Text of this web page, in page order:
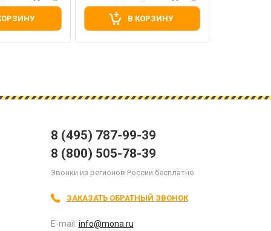
В КОРЗИНУ
8 (495) 787-99-39
8 (800) 505-78-39
Звонки из регионов России бесплатно
ЗАКАЗАТЬ ОБРАТНЫЙ ЗВОНОК
E-mail: info@mona.ru